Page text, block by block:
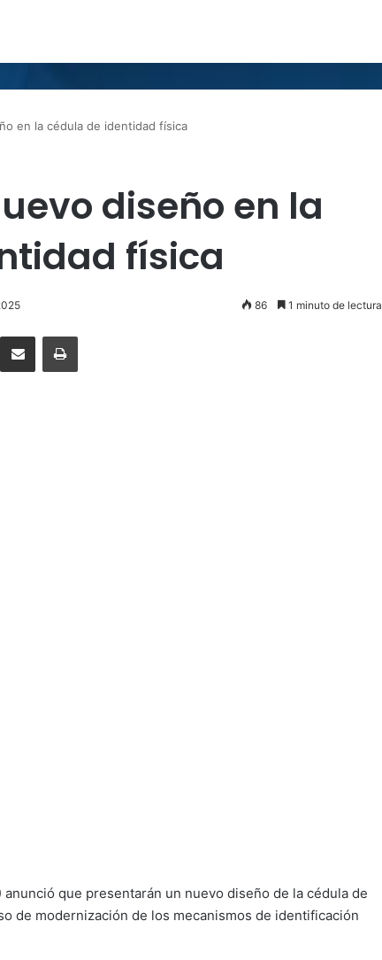
en la cédula de identidad física
diseño en la
física
86 1 minuto de lectura
Compartir por correo electrónicoImprimir
que presentarán un nuevo diseño de la cédula de
de modernización de los mecanismos de identificación